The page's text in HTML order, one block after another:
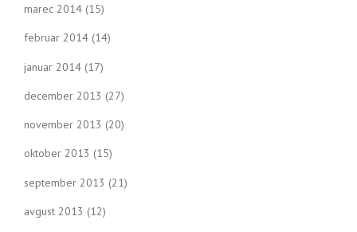
marec 2014 (15)
februar 2014 (14)
januar 2014 (17)
december 2013 (27)
november 2013 (20)
oktober 2013 (15)
september 2013 (21)
avgust 2013 (12)